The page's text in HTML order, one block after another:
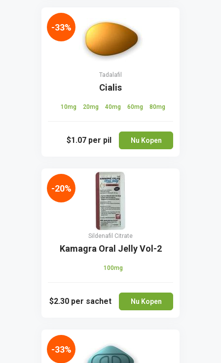
Tadalafil
Cialis
10mg 20mg 40mg 60mg 80mg
$1.07 per pil Nu Kopen
-33%
Sildenafil Citrate
Kamagra Oral Jelly Vol-2
100mg
$2.30 per sachet Nu Kopen
-20%
-33%